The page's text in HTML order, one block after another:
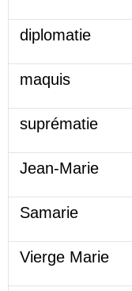
diplomatie
maquis
suprématie
Jean-Marie
Samarie
Vierge Marie